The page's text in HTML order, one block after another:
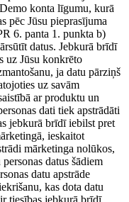
konta līgumu, kurā
pēc Jūsu pieprasījuma
6. panta 1. punkta b)
datus. Jebkurā brīdī
uz Jūsu konkrēto
ja datu pārziņš
uz savām
ar produktu un
dati tiek apstrādāti
jebkurā brīdī iebilst pret
ieskaitot
mārketinga nolūkos,
datus šādiem
datu apstrāde
kas dota datu
tiesības jebkurā brīdī